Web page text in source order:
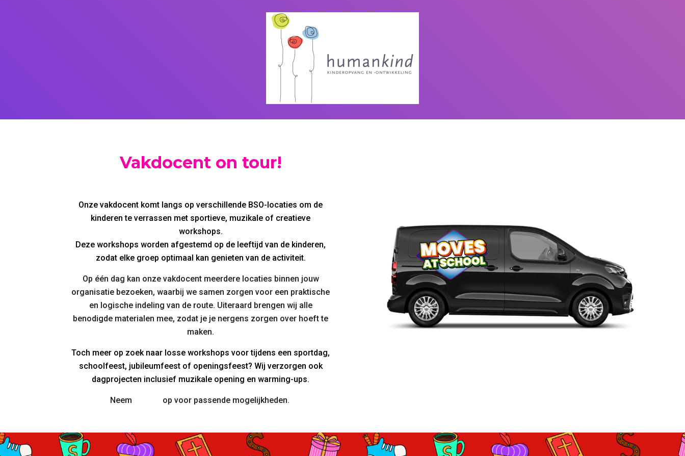
Vakdocent on tour!
Onze vakdocent komt langs op verschillende BSO-locaties om de
kinderen te verrassen met sportieve, muzikale of creatieve
workshops.
Deze workshops worden afgestemd op de leeftijd van de kinderen,
zodat elke groep optimaal kan genieten van de activiteit.
Op één dag kan onze vakdocent meerdere locaties binnen jouw
organisatie bezoeken, waarbij we samen zorgen voor een praktische
en logische indeling van de route. Uiteraard brengen wij alle
benodigde materialen mee, zodat je je nergens zorgen over hoeft te
maken.
Toch meer op zoek naar losse workshops voor tijdens een sportdag,
schoolfeest, jubileumfeest of openingsfeest? Wij verzorgen ook
dagprojecten inclusief muzikale opening en warming-ups.
Neem op voor passende mogelijkheden.